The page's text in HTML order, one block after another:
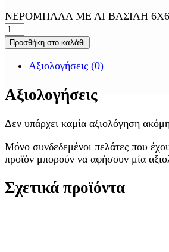
ΝΕΡΟΜΠΑΛΑ ΜΕ ΑΙ ΒΑΣΙΛΗ
Προσθήκη στο καλάθι
Αξιολογήσεις (0)
Αξιολογήσεις
Δεν υπάρχει καμία αξιολόγηση
Μόνο συνδεδεμένοι πελάτες που
προϊόν μπορούν να αφήσουν μία
Σχετικά προϊόντα